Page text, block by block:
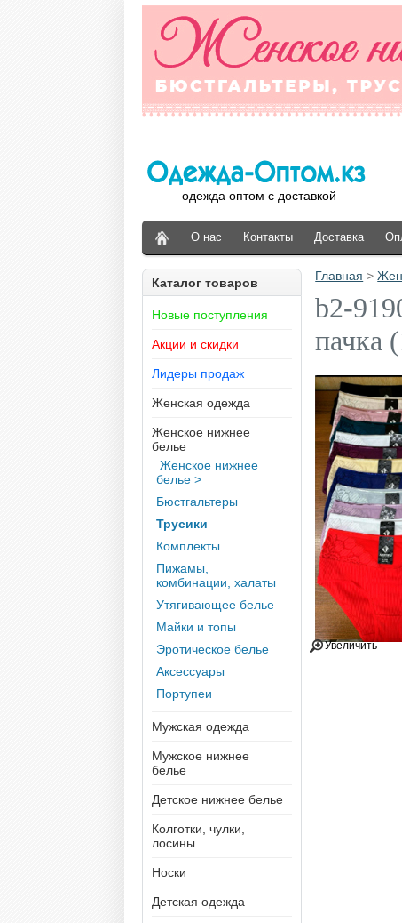
одежда оптом с доставкой
О нас Контакты Доставка
Каталог товаров
Новые поступления
Акции и скидки
Лидеры продаж
Женская одежда
Женское нижнее
белье
Женское нижнее
белье >
Бюстгальтеры
Трусики
Комплекты
Пижамы,
комбинации, халаты
Утягивающее белье
Майки и топы
Эротическое белье
Аксессуары
Портупеи
Мужская одежда
Мужское нижнее
белье
Детское нижнее белье
Колготки, чулки,
лосины
Носки
Детская одежда
Главная >
b2-
пачка
Увеличить